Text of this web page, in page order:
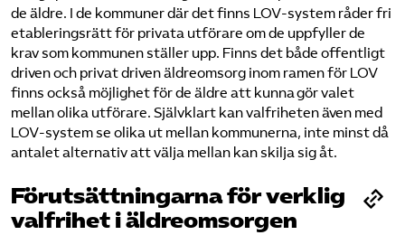
de äldre. I de kommuner där det finns LOV-system råder fri
etableringsrätt för privata utförare om de uppfyller de
krav som kommunen ställer upp. Finns det både offentligt
driven och privat driven äldreomsorg inom ramen för LOV
finns också möjlighet för de äldre att kunna gör valet
mellan olika utförare. Självklart kan valfriheten även med
LOV-system se olika ut mellan kommunerna, inte minst då
antalet alternativ att välja mellan kan skilja sig åt.
Förutsättningarna för verklig
valfrihet i äldreomsorgen